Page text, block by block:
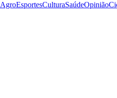
AgroEsportesCulturaSaúdeOpinião